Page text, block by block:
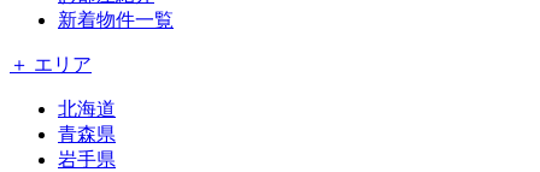
新着物件一覧
＋ エリア
北海道
青森県
岩手県